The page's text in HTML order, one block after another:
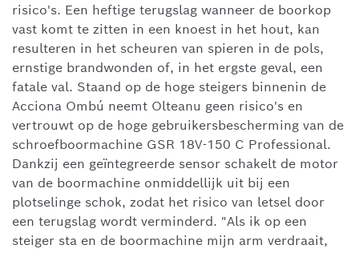
risico's. Een heftige terugslag wanneer de boorkop
vast komt te zitten in een knoest in het hout, kan
resulteren in het scheuren van spieren in de pols,
ernstige brandwonden of, in het ergste geval, een
fatale val. Staand op de hoge steigers binnenin de
Acciona Ombú neemt Olteanu geen risico's en
vertrouwt op de hoge gebruikersbescherming van de
schroefboormachine GSR 18V-150 C Professional.
Dankzij een geïntegreerde sensor schakelt de motor
van de boormachine onmiddellijk uit bij een
plotselinge schok, zodat het risico van letsel door
een terugslag wordt verminderd. "Als ik op een
steiger sta en de boormachine mijn arm verdraait,